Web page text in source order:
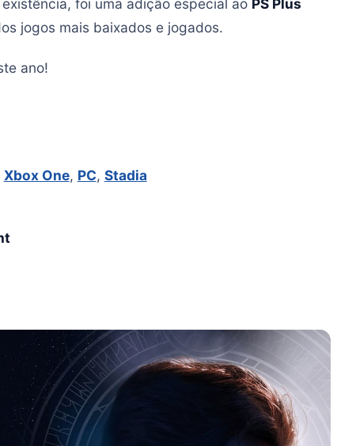
foi uma adição especial ao PS Plus
jogos mais baixados e jogados.
ano!
Xbox One, PC, Stadia